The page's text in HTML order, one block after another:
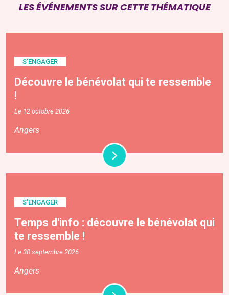
LES ÉVÉNEMENTS SUR CETTE THÉMATIQUE
S'ENGAGER
Découvre le bénévolat qui te ressemble
!
Le 12 octobre 2026
Angers
S'ENGAGER
Temps d'info : découvre le bénévolat qui
te ressemble !
Le 30 septembre 2026
Angers